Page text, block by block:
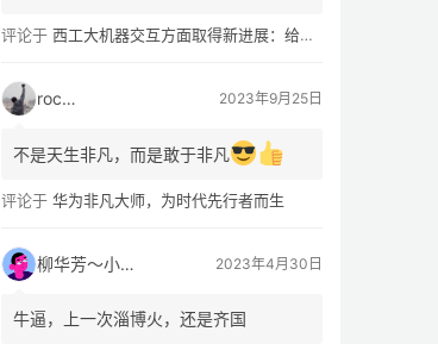
评论于 西工大机器交互方面取得新进展：给无人机“装上大脑、建立群聊”
rocky 2023年9月25日
不是天生非凡，而是敢于非凡
评论于 华为非凡大师，为时代先行者而生
柳华芳～小芳侠 2023年4月30日
牛逼，上一次淄博火，还是齐国